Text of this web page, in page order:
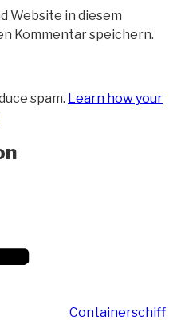
Website in diesem
Kommentar speichern.
spam. Learn how your
Containerschiff